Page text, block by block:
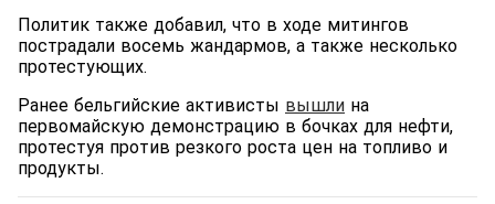
Политик также добавил, что в ходе митингов
пострадали восемь жандармов, а также несколько
протестующих.
Ранее бельгийские активисты вышли на
первомайскую демонстрацию в бочках для нефти,
протестуя против резкого роста цен на топливо и
продукты.